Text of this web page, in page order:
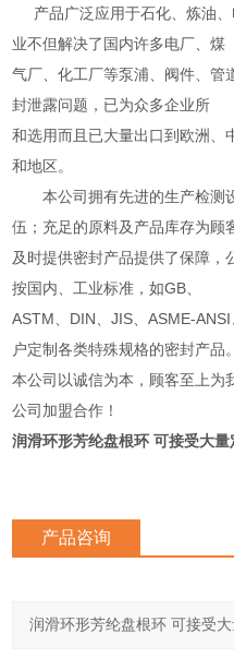
产品广泛应用于石化、炼油、
业不但解决了国内许多电厂、煤
气厂、化工厂等泵浦、阀件、管
封泄露问题，已为众多企业所
和选用而且已大量出口到欧洲、
和地区。
本公司拥有先进的生产检测
伍；充足的原料及产品库存为顾
及时提供密封产品提供了保障，
按国内、工业标准，如GB、
ASTM、DIN、JIS、ASME-
户定制各类特殊规格的密封产品。
本公司以诚信为本，顾客至上为
公司加盟合作！
润滑环形芳纶盘根环 可接受大量
产品咨询